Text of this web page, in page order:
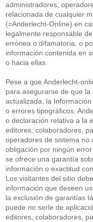
administradores,
relacionada de cualquier
(=Anderlecht-Online) en
legalmente responsable
errónea o difamatoria, o
información contenida en
o hacia ellas.
Pese a que Anderlecht-
para asegurarse de que
actualizada, la
o errores tipográficos.
o declaración relativa a la
editores, colaboradores,
operadores de sistema no
obligación por ningún
se ofrece una garantía
información o exactitud
Los visitantes del sitio
información que deseen
la exclusión de garantías
puede no serle de
editores, colaboradores,